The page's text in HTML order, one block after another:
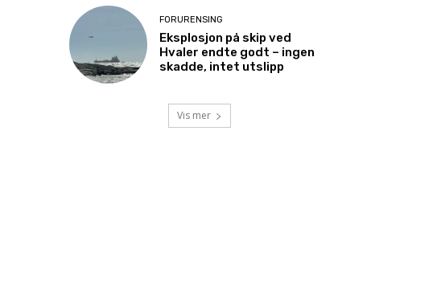
FORURENSING
Eksplosjon på skip ved
Hvaler endte godt – ingen
skadde, intet utslipp
Vis mer